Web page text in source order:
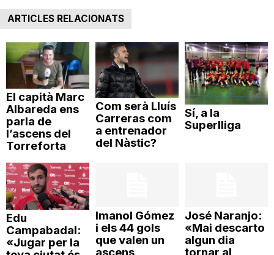
ARTICLES RELACIONATS
El capità Marc
Albareda ens
parla de
l’ascens del
Torreforta
Com serà Lluís
Carreras com
a entrenador
del Nàstic?
Sí, a la
Superlliga
Edu
Campabadal:
«Jugar per la
Imanol Gómez
i els 44 gols
que valen un
ascens
José Naranjo:
«Mai descarto
algun dia
tornar al